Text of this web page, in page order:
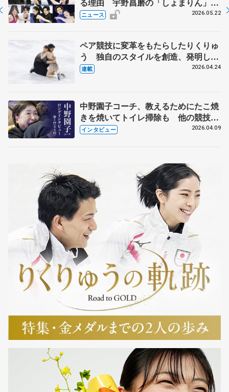
実力者が相次いで参戦 国内の競争激
ニュース 2026.05.22
ペア競技に変革をもたらしたりくりゅ
う 独自のスタイルを創造、発明した
【引退発表後②】
連載 2026.04.24
中野園子コーチ、教えるためにたこ焼
きを焼いてトイレ掃除も 他の競技に
も通用するという坂本花織の筋肉
インタビュー 2026.04.09